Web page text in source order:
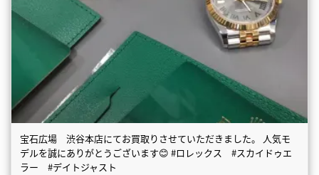
宝石広場 渋谷本店にてお買取りさせていただきました。 人気モ
デルを誠にありがとうございます😊 #ロレックス #スカイドゥエ
ラー #デイトジャスト